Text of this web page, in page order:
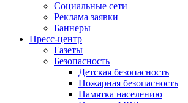
Социальные сети
Реклама заявки
Баннеры
Пресс-центр
Газеты
Безопасность
Детская безопасность
Пожарная безопасность
Памятка населению